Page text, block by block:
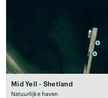
Mid Yell - Shetland
Natuurlijke haven